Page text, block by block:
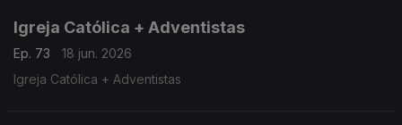
Igreja Católica + Adventistas
Ep. 73
18 jun. 2026
Igreja Católica + Adventistas